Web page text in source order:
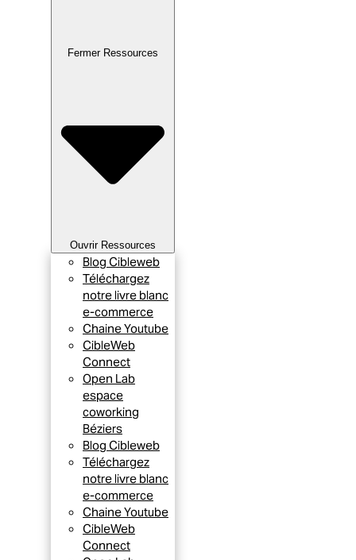
Fermer Ressources
Ouvrir Ressources
Blog Cibleweb
Téléchargez
notre livre blanc
e-commerce
Chaine Youtube
CibleWeb
Connect
Open Lab
espace
coworking
Béziers
Blog Cibleweb
Téléchargez
notre livre blanc
e-commerce
Chaine Youtube
CibleWeb
Connect